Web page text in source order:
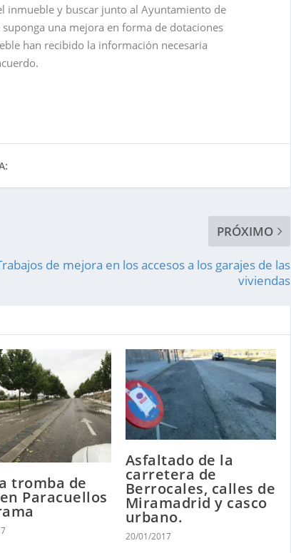
inmueble y buscar junto al Ayuntamiento de
una mejora en forma de dotaciones
han recibido la información necesaria
PRÓXIMO
de mejora en los accesos a los garajes de las
viviendas
tromba de
Paracuellos
Asfaltado de la
carretera de
Berrocales, calles de
Miramadrid y casco
urbano.
20/01/2017